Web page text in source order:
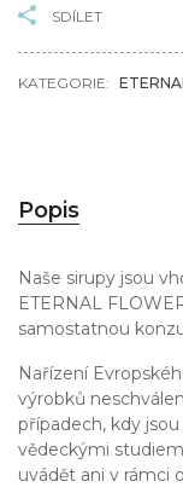
SDÍLET
KATEGORIE:
Popis
Naše sirupy jsou
ETERNAL
samostatnou
Nařízení
výrobků
případech, kdy
vědeckými
uvádět ani v rámci